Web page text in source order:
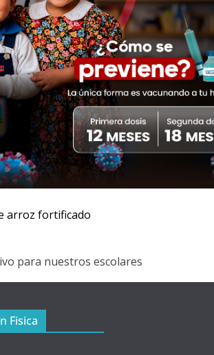
arroz fortificado
para nuestros escolares
Fisica